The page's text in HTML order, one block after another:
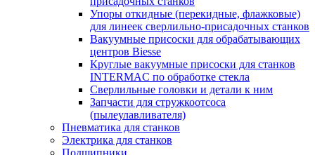
Упоры откидные (перекидные, флажковые)
для линеек сверлильно-присадочных станков
Вакуумные присоски для обрабатывающих
центров Biesse
Круглые вакуумные присоски для станков
INTERMAC по обработке стекла
Сверлильные головки и детали к ним
Запчасти для стружкоотсоса
(пылеулавливателя)
Пневматика для станков
Электрика для станков
Подшипники